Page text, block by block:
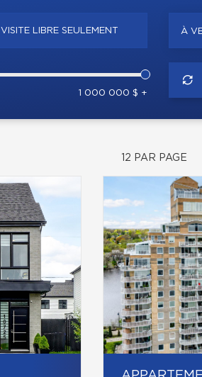
VISITE LIBRE SEULEMENT À
1 000 000 $ +
12 PAR PAGE